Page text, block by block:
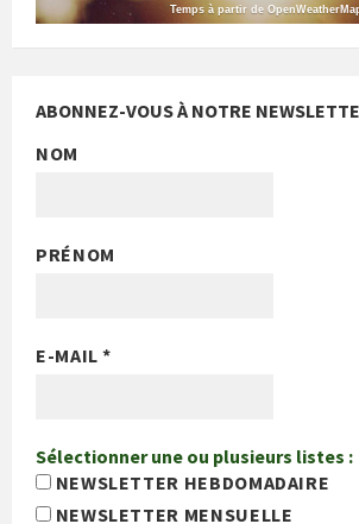
Temps à partir de
ABONNEZ-VOUS À NOTRE
NOM
PRÉNOM
E-MAIL*
Sélectionner une ou plusieurs listes :
NEWSLETTER HEBDOMADAIRE
NEWSLETTER MENSUELLE